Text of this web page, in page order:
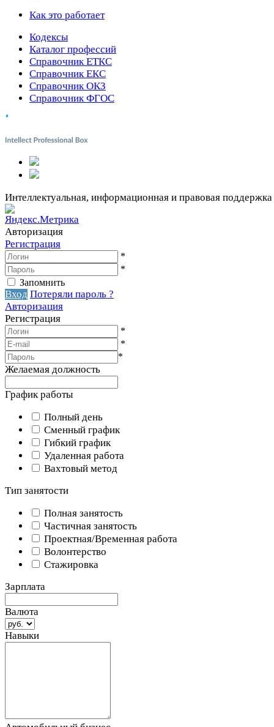
Как это работает
Кодексы
Каталог профессий
Справочник ЕТКС
Справочник ЕКС
Справочник ОКЗ
Справочник ФГОС
Интеллектуальная, информационная и правовая поддержка
Авторизация
Регистрация
*
*
Запомнить
Вход Потеряли пароль ?
Авторизация
Регистрация
*
*
*
Желаемая должность
График работы
Полный день
Сменный график
Гибкий график
Удаленная работа
Вахтовый метод
Тип занятости
Полная занятость
Частичная занятость
Проектная/Временная работа
Волонтерство
Стажировка
Зарплата
Валюта
Навыки